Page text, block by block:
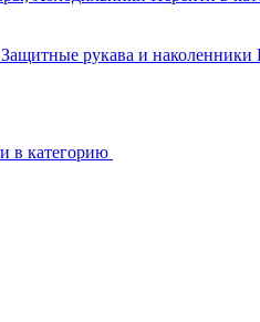
Защитные рукава и наколенники
в категорию